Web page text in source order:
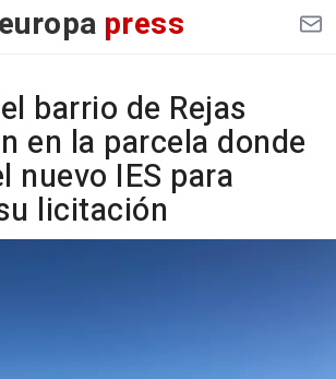
europa press
barrio de Rejas
en la parcela donde
nuevo IES para
licitación